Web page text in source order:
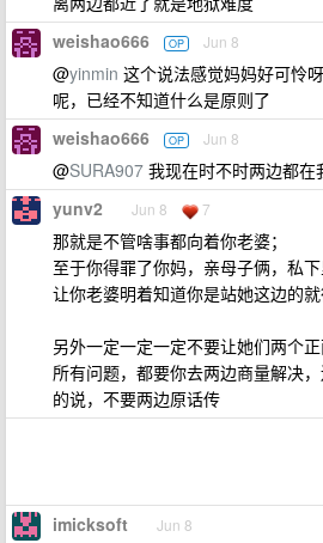
weishao666 OP Jun 8
@yinmin 这个说法感觉妈妈好可怜
呢，已经不知道什么是原则了
weishao666 OP Jun 8
@SURA907 我现在时不时两边都在
yunv2 Jun 8 7
那就是不管啥事都向着你老婆；
至于你得罪了你妈，亲母子俩，私下
让你老婆明着知道你是站她这边的就
另外一定一定一定不要让她们两个正
所有问题，都要你去两边商量解决
的说，不要两边原话传
imicksoft Jun 8